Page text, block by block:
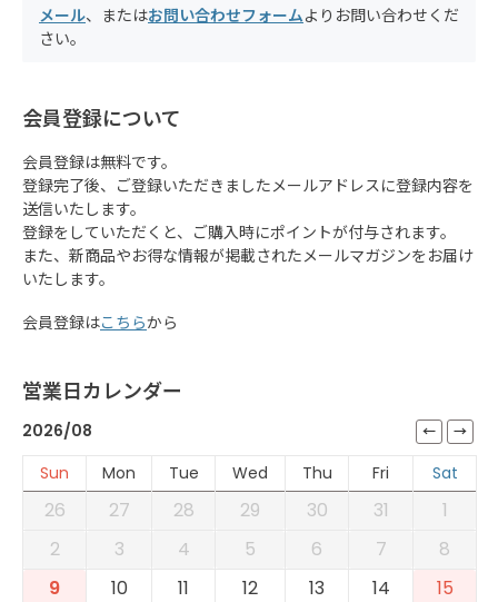
メール、またはお問い合わせフォームよりお問い合わせくだ
さい。
会員登録について
会員登録は無料です。
登録完了後、ご登録いただきましたメールアドレスに登録内容を
送信いたします。
登録をしていただくと、ご購入時にポイントが付与されます。
また、新商品やお得な情報が掲載されたメールマガジンをお届け
いたします。
会員登録はこちらから
営業日カレンダー
2026/08
Sun
Mon Tue Wed Thu Fri Sat
26 27 28 29 30 31
1
2
3 4 5 6 7
8
9
10 11 12 13 14
15